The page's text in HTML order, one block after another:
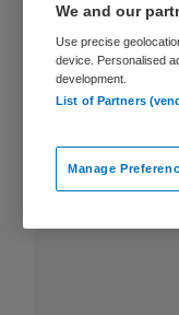
We and our
Use precise
device. Personalised
development.
List of Partners
Manage